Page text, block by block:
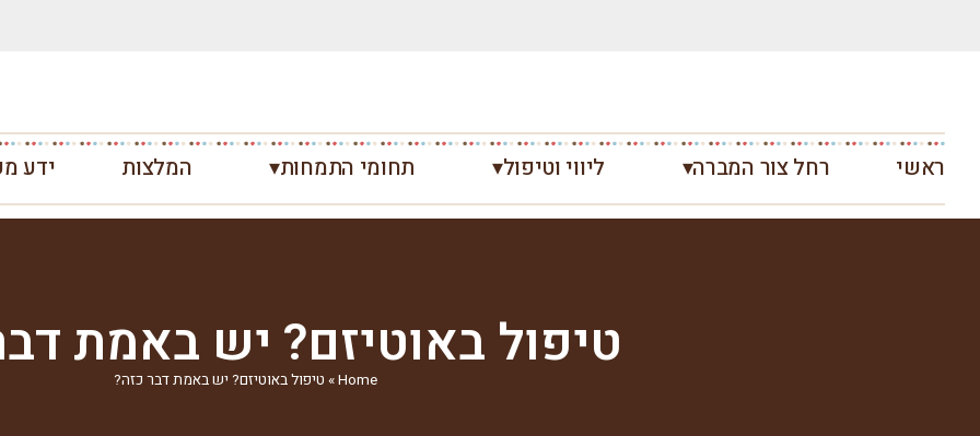
ראשי רחל צור המברה▾ ליווי וטיפול▾ תחומי התמחות▾ המלצות ידע
טיפול באוטיזם? יש באמת
Home
» טיפול באוטיזם? יש באמת דבר כזה?